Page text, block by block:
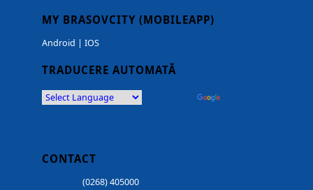
MY BRASOVCITY (MOBILEAPP)
Android | IOS
TRADUCERE AUTOMATĂ
CONTACT
(0268) 405000